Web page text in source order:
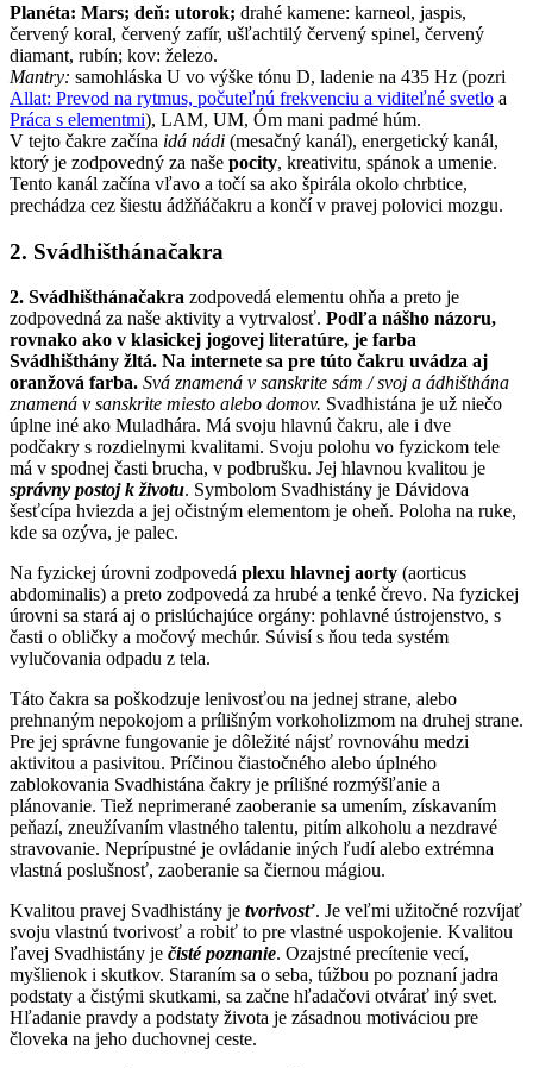
Planéta: Mars; deň: utorok; drahé kamene: karneol, jaspis,
červený koral, červený zafír, ušľachtilý červený spinel, červený
diamant, rubín; kov: železo.
Mantry: samohláska U vo výške tónu D, ladenie na 435 Hz (pozri
Allat: Prevod na rytmus, počuteľnú frekvenciu a viditeľné svetlo a
Práca s elementmi), LAM, UM, Óm mani padmé húm.
V tejto čakre začína idá nádi (mesačný kanál), energetický kanál,
ktorý je zodpovedný za naše pocity, kreativitu, spánok a umenie.
Tento kanál začína vľavo a točí sa ako špirála okolo chrbtice,
prechádza cez šiestu ádžňáčakru a končí v pravej polovici mozgu.
2. Svádhišthánačakra
2. Svádhišthánačakra zodpovedá elementu ohňa a preto je
zodpovedná za naše aktivity a vytrvalosť. Podľa nášho názoru,
rovnako ako v klasickej jogovej literatúre, je farba
Svádhišthány žltá. Na internete sa pre túto čakru uvádza aj
oranžová farba. Svá znamená v sanskrite sám / svoj a ádhišthána
znamená v sanskrite miesto alebo domov. Svadhistána je už niečo
úplne iné ako Muladhára. Má svoju hlavnú čakru, ale i dve
podčakry s rozdielnymi kvalitami. Svoju polohu vo fyzickom tele
má v spodnej časti brucha, v podbrušku. Jej hlavnou kvalitou je
správny postoj k životu. Symbolom Svadhistány je Dávidova
šesťcípa hviezda a jej očistným elementom je oheň. Poloha na ruke,
kde sa ozýva, je palec.
Na fyzickej úrovni zodpovedá plexu hlavnej aorty (aorticus
abdominalis) a preto zodpovedá za hrubé a tenké črevo. Na fyzickej
úrovni sa stará aj o prislúchajúce orgány: pohlavné ústrojenstvo, s
časti o obličky a močový mechúr. Súvisí s ňou teda systém
vylučovania odpadu z tela.
Táto čakra sa poškodzuje lenivosťou na jednej strane, alebo
prehnaným nepokojom a prílišným vorkoholizmom na druhej strane.
Pre jej správne fungovanie je dôležité nájsť rovnováhu medzi
aktivitou a pasivitou. Príčinou čiastočného alebo úplného
zablokovania Svadhistána čakry je prílišné rozmýšľanie a
plánovanie. Tiež neprimerané zaoberanie sa umením, získavaním
peňazí, zneužívaním vlastného talentu, pitím alkoholu a nezdravé
stravovanie. Neprípustné je ovládanie iných ľudí alebo extrémna
vlastná poslušnosť, zaoberanie sa čiernou mágiou.
Kvalitou pravej Svadhistány je tvorivosť. Je veľmi užitočné rozvíjať
svoju vlastnú tvorivosť a robiť to pre vlastné uspokojenie. Kvalitou
ľavej Svadhistány je čisté poznanie. Ozajstné precítenie vecí,
myšlienok i skutkov. Staraním sa o seba, túžbou po poznaní jadra
podstaty a čistými skutkami, sa začne hľadačovi otvárať iný svet.
Hľadanie pravdy a podstaty života je zásadnou motiváciou pre
človeka na jeho duchovnej ceste.